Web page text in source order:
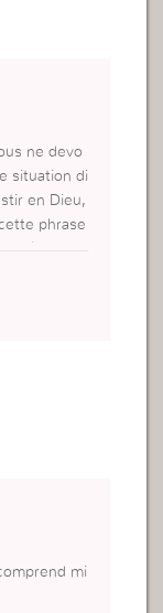
ne devo
situation di
en Dieu,
phrase
C’est le
mi